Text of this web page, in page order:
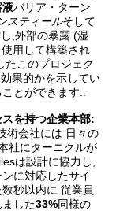
液バリア・ターン
スティールそして
,外部の暴露 (湿
用して構築され
たこのプロジェク
果的かを示してい
とができます..
を持つ企業本部:
術会社には 日々の
社にターニクルが
は設計に協力し,
に対応したサイ
秒以内に 従業員
した33%同様の